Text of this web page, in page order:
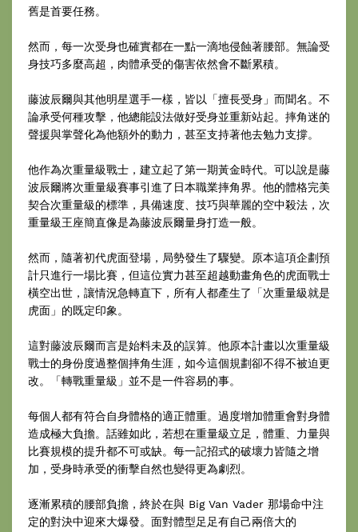
舊是首要任務。
然而，每一次受身也確實都在一點一滴地侵蝕著腰部。無論受
身技巧多麼高超，肉體承受的傷害依然會不斷累積。
藤波辰爾與其他明星選手一樣，皆以「擅長受身」而聞名。不
論承受何種攻擊，他總能設法做好受身並重新站起。摔角迷的
聲援與掌聲化為他額外的動力，甚至支持著他去勉力支撐。
他作為次重量級戰士，建立起了第一期黃金時代。可以說是藤
波辰爾將次重量級賽事引進了日本職業摔角界。他的體格完美
契合次重量級的標準，具備速度、技巧與華麗的空中殺法，次
重量級王座簡直像是為藤波辰爾量身打造一般。
然而，隨著初代虎面登場，局勢發生了驟變。原本這項企劃預
計只進行一場比賽，但這位實力甚至超越動畫角色的虎面戰士
橫空出世，讓情況急轉直下，所有人都產生了「次重量級就是
虎面」的既定印象。
這對藤波辰爾而言是始料未及的誤算。他原本計畫以次重量級
戰士的身份度過整個摔角生涯，如今這個規劃卻不得不被迫更
改。「轉戰重量級」並不是一件容易的事。
每個人都有符合自身體格的適正體重。過度增加體重會對身體
造成極大負擔。話雖如此，若想在重量級立足，體重、力量與
比賽規模的提升都不可或缺。每一記招式的破壞力皆隨之增
加，受身時承受的衝擊自然也變得更為劇烈。
逐漸累積的腰部負擔，終於在與 Big Van Vader 那場命中注
定的對決中迎來大爆發。面對體型足足有自己兩倍大的